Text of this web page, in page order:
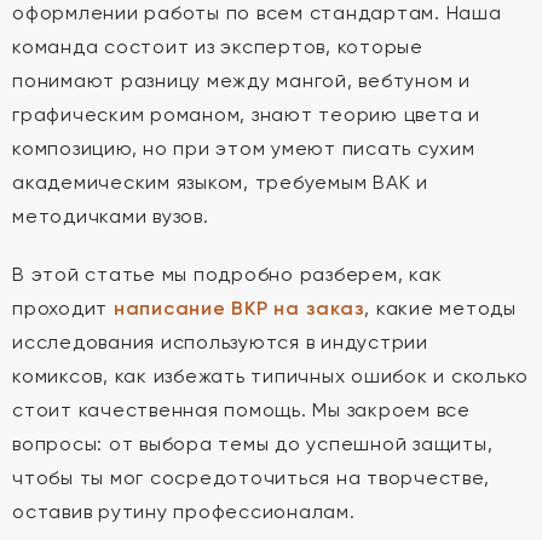
оформлении работы по всем стандартам. Наша
команда состоит из экспертов, которые
понимают разницу между мангой, вебтуном и
графическим романом, знают теорию цвета и
композицию, но при этом умеют писать сухим
академическим языком, требуемым ВАК и
методичками вузов.
В этой статье мы подробно разберем, как
проходит написание ВКР на заказ, какие методы
исследования используются в индустрии
комиксов, как избежать типичных ошибок и сколько
стоит качественная помощь. Мы закроем все
вопросы: от выбора темы до успешной защиты,
чтобы ты мог сосредоточиться на творчестве,
оставив рутину профессионалам.